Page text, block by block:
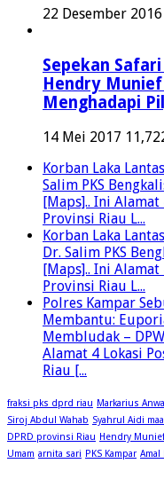
22 Desember 2016
Sepekan
Hendry Munief
Menghadapi
14 Mei 2017
Korban Laka
Salim PKS
[Maps].. Ini Alamat
Provinsi Riau L...
Korban Laka
Dr. Salim PKS
[Maps].. Ini Alamat
Provinsi Riau L...
Polres Kampar
Membantu:
Membludak –
Alamat 4 Lokasi
Riau [...
fraksi pks dprd riau Markarius
Siroj Abdul Wahab Syahrul Aidi
DPRD provinsi Riau Hendry Munief
Umam arnita sari PKS Kampar Amal